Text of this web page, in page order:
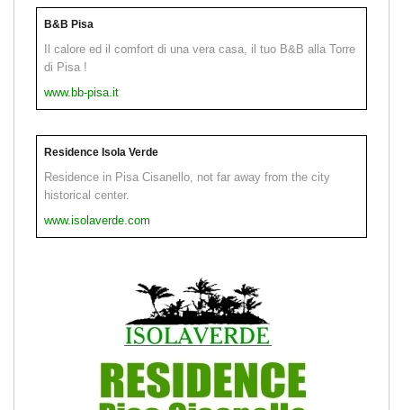
B&B Pisa
Il calore ed il comfort di una vera casa, il tuo B&B alla Torre
di Pisa !
www.bb-pisa.it
Residence Isola Verde
Residence in Pisa Cisanello, not far away from the city
historical center.
www.isolaverde.com